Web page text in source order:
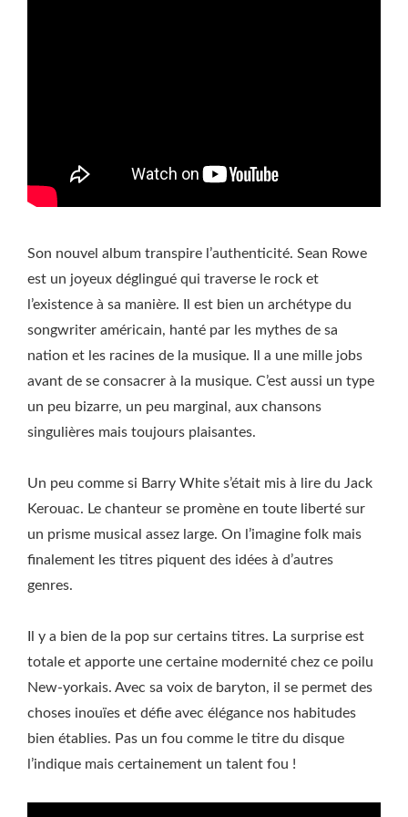
Son nouvel album transpire l’authenticité. Sean Rowe
est un joyeux déglingué qui traverse le rock et
l’existence à sa manière. Il est bien un archétype du
songwriter américain, hanté par les mythes de sa
nation et les racines de la musique. Il a une mille jobs
avant de se consacrer à la musique. C’est aussi un type
un peu bizarre, un peu marginal, aux chansons
singulières mais toujours plaisantes.
Un peu comme si Barry White s’était mis à lire du Jack
Kerouac. Le chanteur se promène en toute liberté sur
un prisme musical assez large. On l’imagine folk mais
finalement les titres piquent des idées à d’autres
genres.
Il y a bien de la pop sur certains titres. La surprise est
totale et apporte une certaine modernité chez ce poilu
New-yorkais. Avec sa voix de baryton, il se permet des
choses inouïes et défie avec élégance nos habitudes
bien établies. Pas un fou comme le titre du disque
l’indique mais certainement un talent fou !